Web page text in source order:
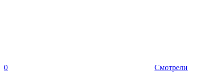
0 Смотрели